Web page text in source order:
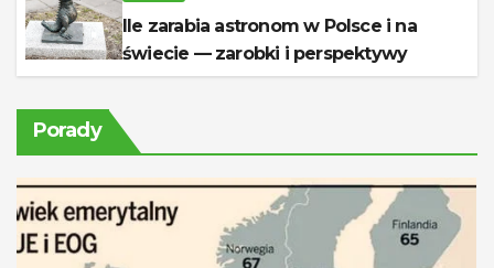
Ile zarabia astronom w Polsce i na
świecie — zarobki i perspektywy
Porady